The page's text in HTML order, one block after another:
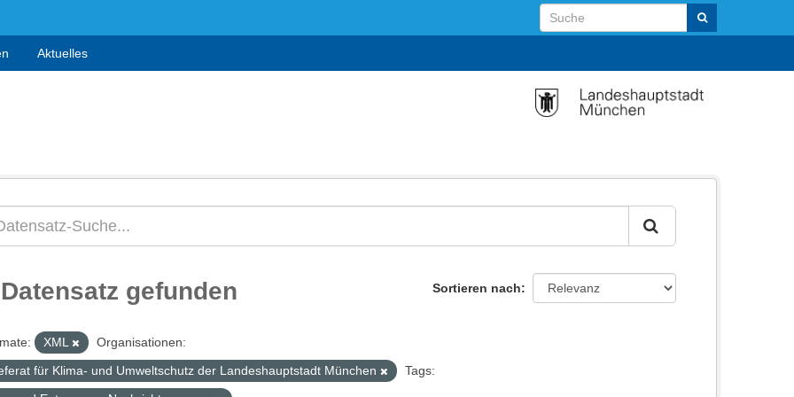
Aktuelles
Sortieren nach
gefunden
XML
Organisationen:
für Klima- und Umweltschutz der Landeshauptstadt München
Tags: